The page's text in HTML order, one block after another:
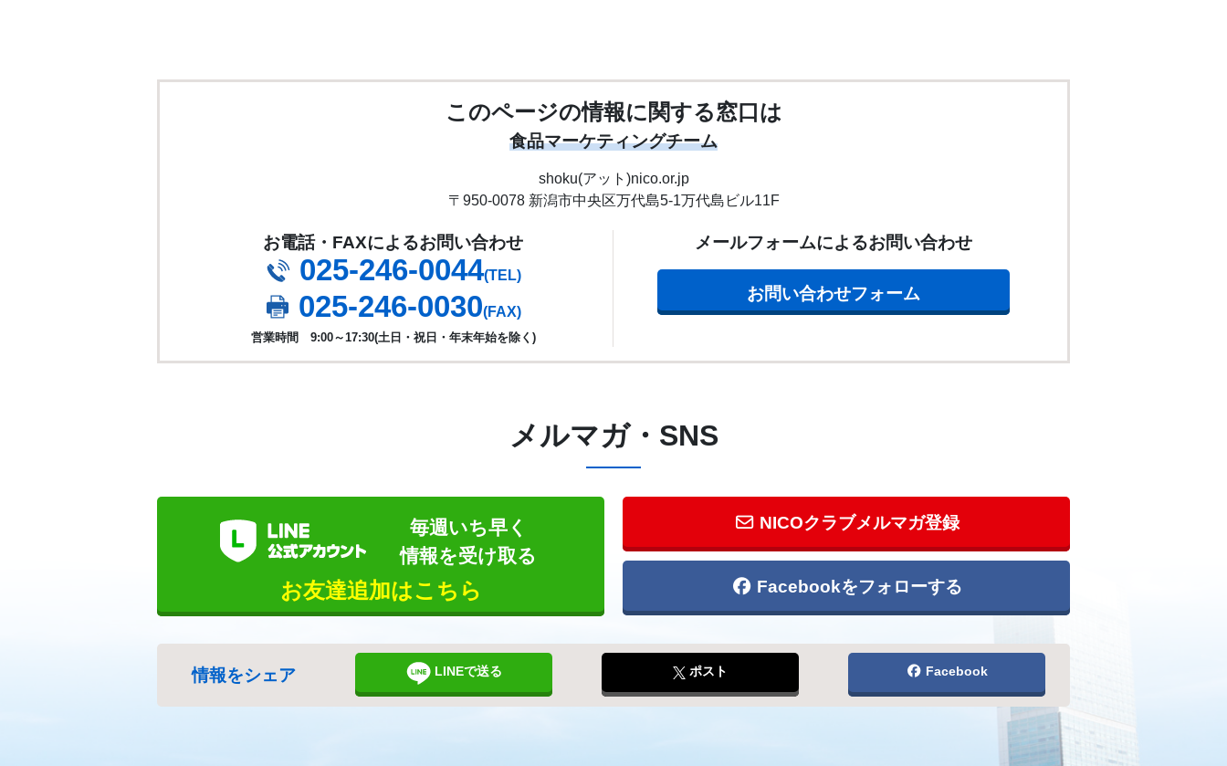
このページの情報に関する窓口は
食品マーケティングチーム
shoku(アット)nico.or.jp
〒950-0078 新潟市中央区万代島5-1万代島ビル11F
お電話・FAXによるお問い合わせ
025-246-0044(TEL)
025-246-0030(FAX)
営業時間 9:00～17:30(土日・祝日・年末年始を除く)
メールフォームによるお問い合わせ
お問い合わせフォーム
メルマガ・SNS
毎週いち早く
情報を受け取る
お友達追加はこちら
NICOクラブメルマガ登録
Facebookをフォローする
情報をシェア LINEで送る ポスト Facebook